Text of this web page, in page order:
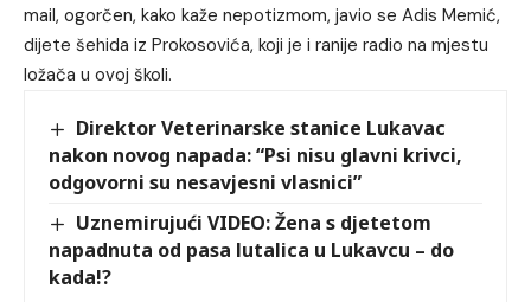
mail, ogorčen, kako kaže nepotizmom, javio se Adis Memić,
dijete šehida iz Prokosovića, koji je i ranije radio na mjestu
ložača u ovoj školi.
Direktor Veterinarske stanice Lukavac
nakon novog napada: “Psi nisu glavni krivci,
odgovorni su nesavjesni vlasnici”
Uznemirujući VIDEO: Žena s djetetom
napadnuta od pasa lutalica u Lukavcu – do
kada!?